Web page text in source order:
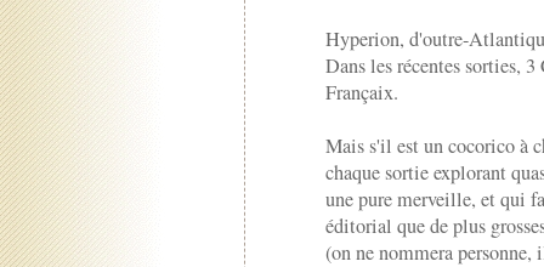
Hyperion, d'outre-
Dans les récentes sorties,
Françaix.
Mais s'il est un cocorico à
chaque sortie explorant
une pure merveille, et qui
éditorial que de plus
(on ne nommera